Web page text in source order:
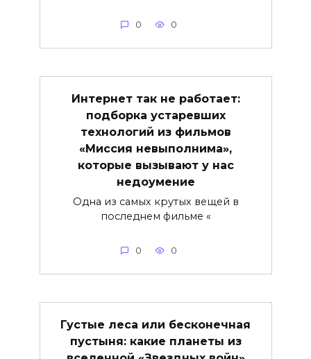
0 0
Интернет так не работает:
подборка устаревших
технологий из фильмов
«Миссия невыполнима»,
которые вызывают у нас
недоумение
Одна из самых крутых вещей в
последнем фильме «
0 0
Густые леса или бесконечная
пустыня: какие планеты из